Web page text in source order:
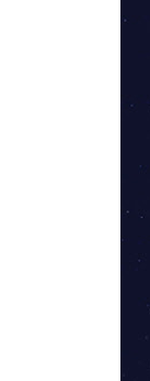
7
지
상
작
9
벌
항